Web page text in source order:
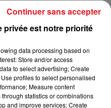
que l’attention des
lieu sur les personnes
les personnes âgées,
les sans-abris ou
ses
privée est notre priorité
data processing based on
Store and/or access
to select advertising; Create
profiles to select personalised
Measure content
statistics or combinations
and improve services; Create
Continuer sans accepter